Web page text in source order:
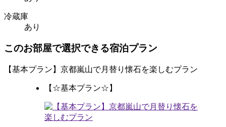
冷蔵庫
あり
このお部屋で選択できる宿泊プラン
【基本プラン】京都嵐山で月替り懐石を楽しむプラン
【☆基本プラン☆】